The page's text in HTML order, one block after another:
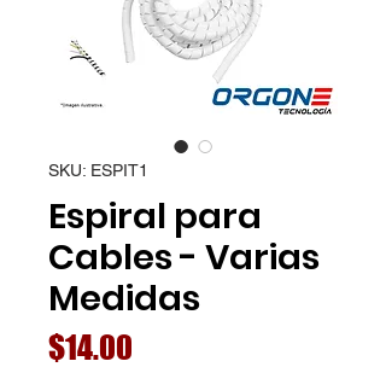
SKU: ESPIT1
Espiral para
Cables - Varias
Medidas
$14.00